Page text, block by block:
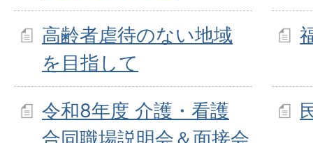
高齢者虐待のない地域
を目指して
令和8年度 介護・看護